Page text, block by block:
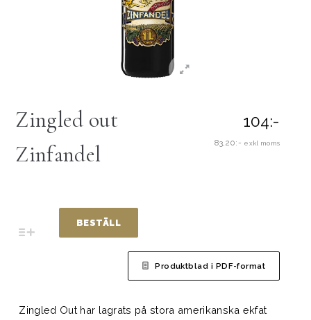
Zingled out
Zinfandel
104:-
83,20:- exkl moms
BESTÄLL
Produktblad i PDF-format
Zingled Out har lagrats på stora amerikanska ekfat